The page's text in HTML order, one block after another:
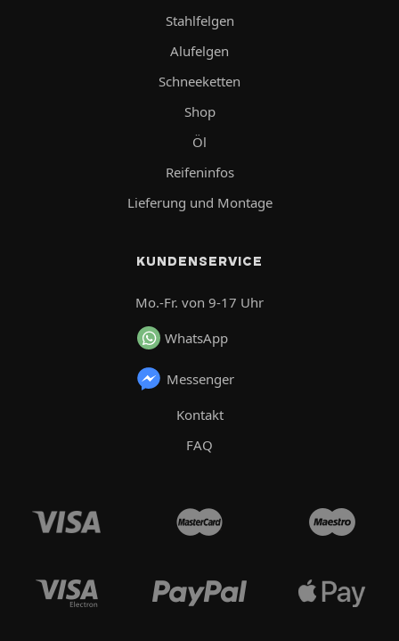
Stahlfelgen
Alufelgen
Schneeketten
Shop
Öl
Reifeninfos
Lieferung und Montage
KUNDENSERVICE
Mo.-Fr. von 9-17 Uhr
WhatsApp
Messenger
Kontakt
FAQ